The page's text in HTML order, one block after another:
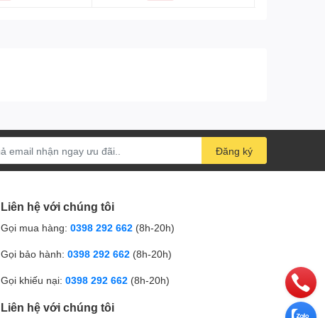
Đăng ký
Liên hệ với chúng tôi
Gọi mua hàng: 0398 292 662 (8h-20h)
Gọi bảo hành: 0398 292 662 (8h-20h)
Gọi khiếu nại: 0398 292 662 (8h-20h)
Liên hệ với chúng tôi